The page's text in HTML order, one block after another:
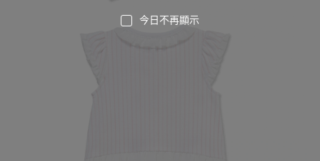
今日不再顯示